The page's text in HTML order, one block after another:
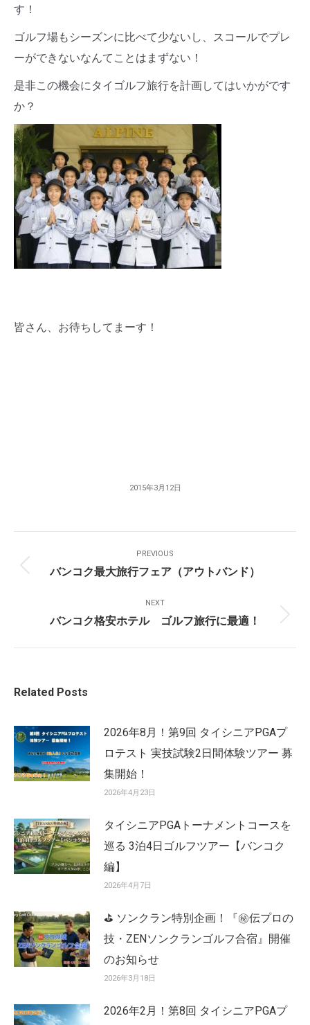
す！
ゴルフ場もシーズンに比べて少ないし、スコールでプレ
ーができないなんてことはまずない！
是非この機会にタイゴルフ旅行を計画してはいかがです
か？
皆さん、お待ちしてまーす！
2015年3月12日
Navigation
PREVIOUS
Previous
バンコク最大旅行フェア（アウトバンド）
NEXT
Next
バンコク格安ホテル ゴルフ旅行に最適！
Related Posts
2026年8月！第9回 タイシニアPGAプ
ロテスト 実技試験2日間体験ツアー 募
集開始！
2026年4月23日
タイシニアPGAトーナメントコースを
巡る 3泊4日ゴルフツアー【バンコク
編】
2026年4月7日
⛳ ソンクラン特別企画！『㊙️伝プロの
技・ZENソンクランゴルフ合宿』開催
のお知らせ
2026年3月18日
2026年2月！第8回 タイシニアPGAプ